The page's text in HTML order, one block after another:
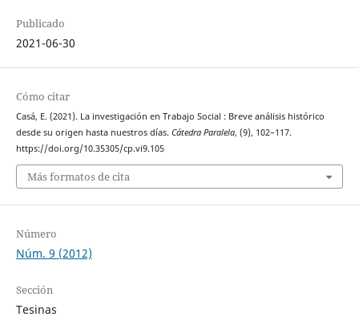
Publicado
2021-06-30
Cómo citar
Casá, E. (2021). La investigación en Trabajo Social : Breve análisis histórico
desde su origen hasta nuestros días. Cátedra Paralela, (9), 102–117.
https://doi.org/10.35305/cp.vi9.105
Más formatos de cita
Número
Núm. 9 (2012)
Sección
Tesinas